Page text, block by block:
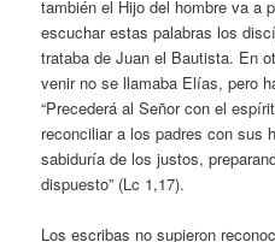
también el Hijo del hombre va a
escuchar estas palabras los
trataba de Juan el Bautista. En
venir no se llamaba Elías, pero
“Precederá al Señor con el
reconciliar a los padres con sus
sabiduría de los justos,
dispuesto” (Lc 1,17).
Los escribas no supieron